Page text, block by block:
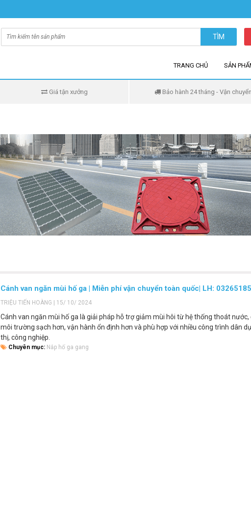
TÌM
TRANG CHỦ SẢN
Giá tận xưởng Bảo hành 24 tháng - Vận
Cánh van ngăn mùi hố ga | Miễn phí vận chuyển toàn quốc| LH:
TRIỆU TIẾN HOÀNG | 15/ 10/ 2024
Cánh van ngăn mùi hố ga là giải pháp hỗ trợ giảm mùi hôi từ hệ thống thoát nước,
môi trường sạch hơn, vận hành ổn định hơn và phù hợp với nhiều công trình dân
thị, công nghiệp.
Chuyên mục: Nắp hố ga gang